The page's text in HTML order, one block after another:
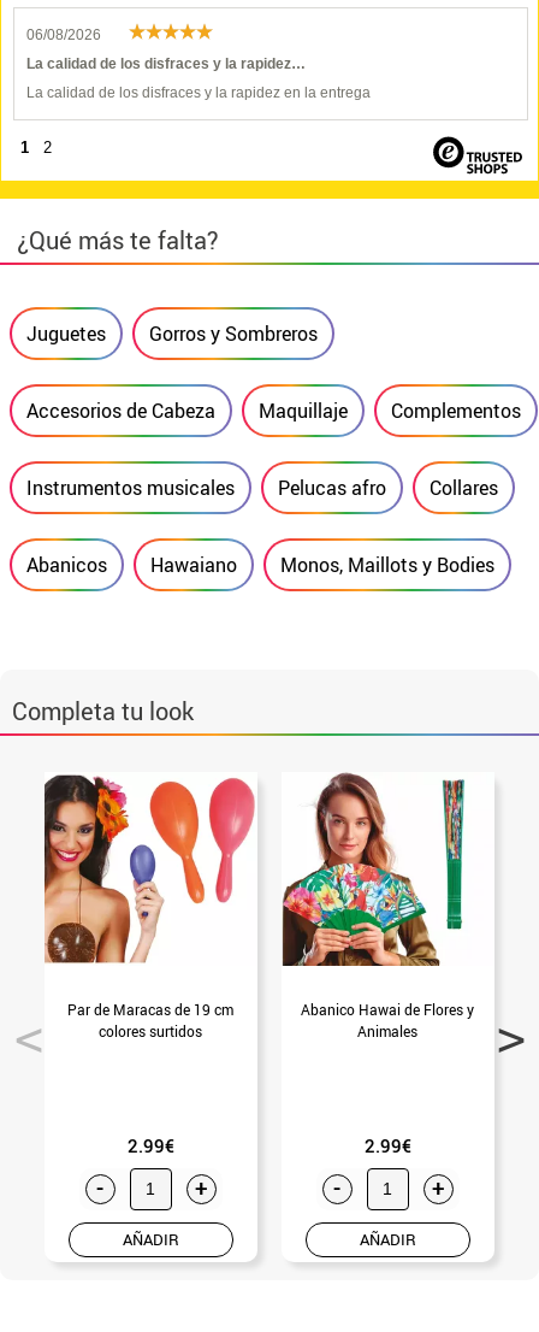
06/08/2026
La calidad de los disfraces y la rapidez…
La calidad de los disfraces y la rapidez en la entrega
1 2
¿Qué más te falta?
Juguetes Gorros y Sombreros
Accesorios de Cabeza Maquillaje Complementos
Instrumentos musicales Pelucas afro Collares
Abanicos Hawaiano Monos, Maillots y Bodies
Completa tu look
Par de Maracas de 19 cm
colores surtidos
2.99€
- +
AÑADIR
Abanico Hawai de Flores y
Animales
2.99€
- +
AÑADIR